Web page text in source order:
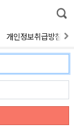
통
합
색
개인정보취급방침